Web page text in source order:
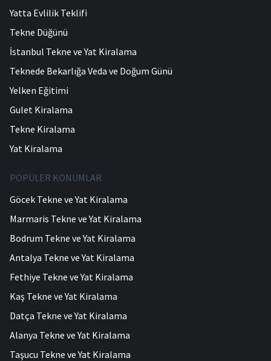
Yatta Evlilik Teklifi
Tekne Düğünü
İstanbul Tekne ve Yat Kiralama
Teknede Bekarlığa Veda ve Doğum Günü
Yelken Eğitimi
Gulet Kiralama
Tekne Kiralama
Yat Kiralama
POPÜLER KONUMLAR
Göcek Tekne ve Yat Kiralama
Marmaris Tekne ve Yat Kiralama
Bodrum Tekne ve Yat Kiralama
Antalya Tekne ve Yat Kiralama
Fethiye Tekne ve Yat Kiralama
Kaş Tekne ve Yat Kiralama
Datça Tekne ve Yat Kiralama
Alanya Tekne ve Yat Kiralama
Taşucu Tekne ve Yat Kiralama